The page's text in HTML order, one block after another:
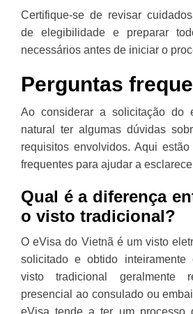
Certifique-se de revisar
de elegibilidade e preparar
necessários antes de iniciar o
Perguntas
Ao considerar a solicitação do
natural ter algumas dúvidas
requisitos envolvidos. Aqui
frequentes para ajudar a
Qual é a diferença
o visto tradicional?
O eVisa do Vietnã é um visto
solicitado e obtido inteiramente
visto tradicional geralmente
presencial ao consulado ou